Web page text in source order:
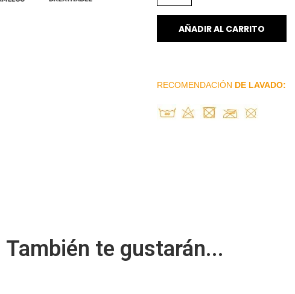
AÑADIR AL CARRITO
RECOMENDACIÓN DE LAVADO:
También te gustarán...